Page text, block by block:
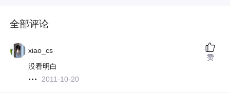
全部评论
xiao_cs
没看明白
2011-10-20
赞